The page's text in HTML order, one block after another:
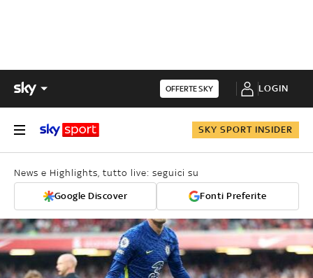
OFFERTE SKY LOGIN
SKY SPORT INSIDER
News e Highlights, tutto live: seguici su
Google Discover Fonti Preferite